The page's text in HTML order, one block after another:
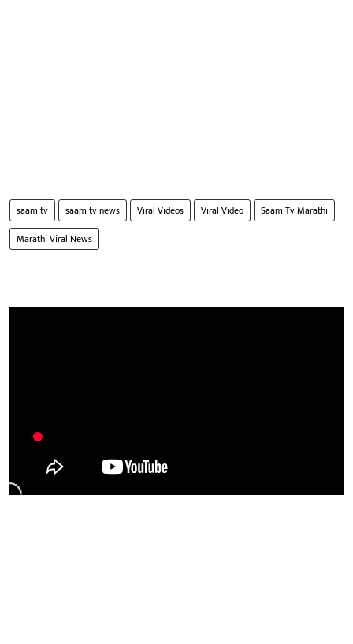
saam tv saam tv news Viral Videos Viral Video
Saam Tv Marathi
Marathi Viral News